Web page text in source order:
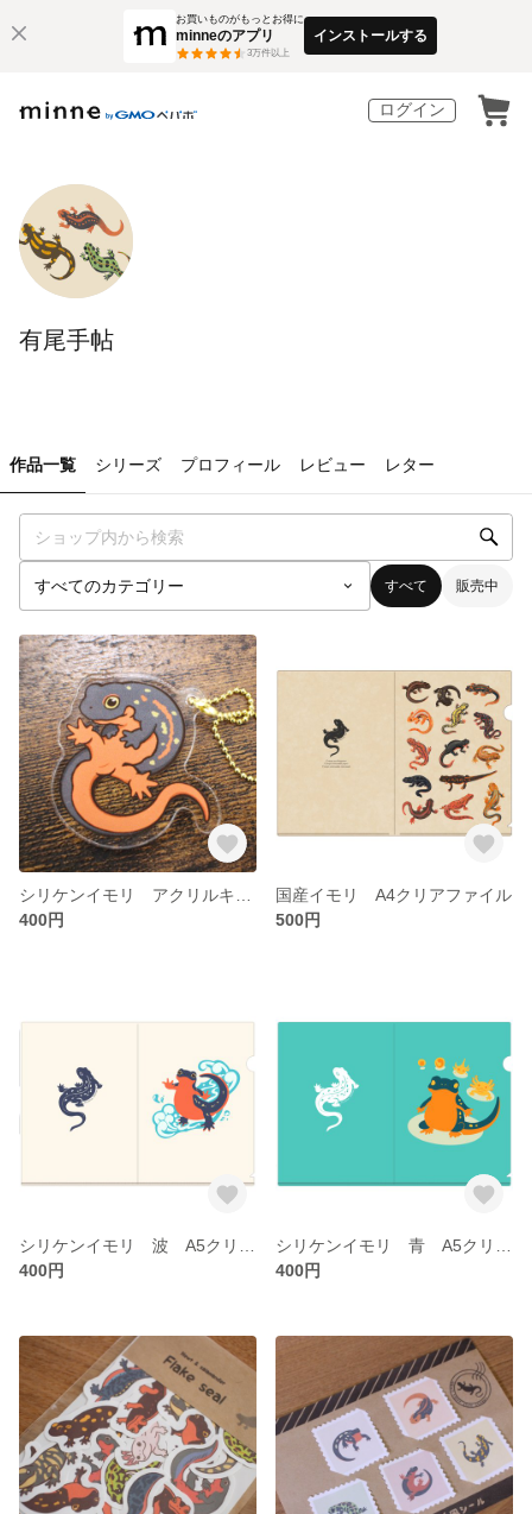
お買いものがもっとお得に
minneのアプリ
3万件以上
インストールする
ログイン
有尾手帖
作品一覧 シリーズ プロフィール レビュー レター
すべて 販売中
400円
国産イモリ A4クリアファイル
500円
400円
400円